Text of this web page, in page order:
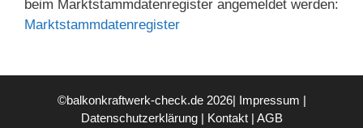
beim Marktstammdatenregister angemeldet werden:
Marktstammdatenregister
©balkonkraftwerk-check.de 2026| Impressum |
Datenschutzerklärung| Kontakt| AGB